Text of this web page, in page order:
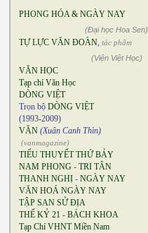
PHONG HÓA & NGÀY NAY
(Đại học Hoa Sen)
TỰ LỰC VĂN ĐOÀN, tác phẩm
(Viện Việt Học)
VĂN HỌC
Tạp chí Văn Học
DÒNG VIỆT
Trọn bộ DÒNG VIỆT
(1993-2009)
VĂN (Xuân Canh Thìn)
(vanmagazine)
TIỂU THUYẾT THỨ BẢY
NAM PHONG - TRI TÂN
THANH NGHỊ - NGÀY NAY
VĂN HOÁ NGÀY NAY
TẬP SAN SỬ ĐỊA
THẾ KỶ 21 - BÁCH KHOA
Tạp Chí VHNT Miền Nam